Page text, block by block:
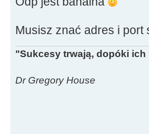
Musisz znać adres i port
"Sukcesy trwają, dopóki
Dr Gregory House